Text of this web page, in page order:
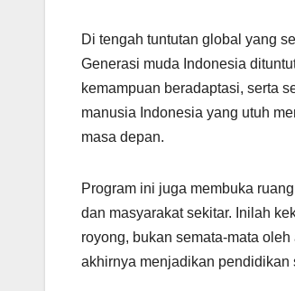
Di tengah tuntutan global yang
Generasi muda Indonesia
kemampuan beradaptasi, serta
manusia Indonesia yang utuh
masa depan.
Program ini juga membuka
dan masyarakat sekitar. Inilah
royong, bukan semata-mata
akhirnya menjadikan